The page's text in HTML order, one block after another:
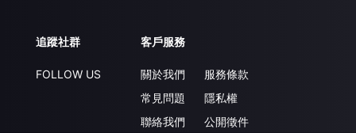
追蹤社群
FOLLOW US
客戶服務
關於我們
常見問題
聯絡我們
服務條款
隱私權
公開徵件